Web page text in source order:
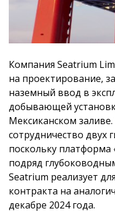
Компания Seatrium
на проектирование,
наземный ввод в
добывающей
Мексиканском заливе.
сотрудничество двух
поскольку
подряд
Seatrium реализует
контракта на
декабре 2024 года.